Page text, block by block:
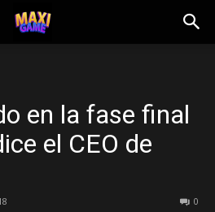
en la fase final
el CEO de
0